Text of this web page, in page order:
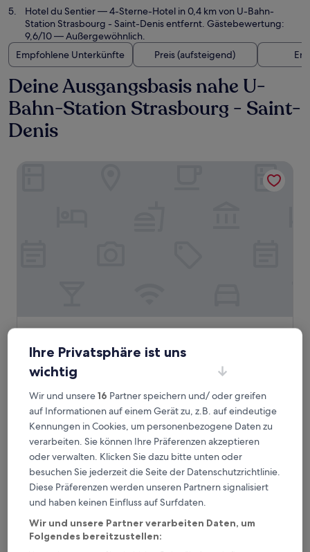
Hotel du Sentier— 4-Sterne-Hotel in 0,4 km von U-Bahn-
Station Strasbourg - Saint-Denis entfernt. Gästebewertung:
9,6/10 — Außergewöhnlich.
Empfohlene Unterkünfte
Preis (aufsteigend)
Deine Ausgangsbasis nahe U-
Bahn-Station Strasbourg - Saint-
Denis
Hôtel Le 123 Sébastopol - Astotel
Hôtel Le 123 Sébastopol - Astotel
4.0-
Sterne-
Unterkunft
0,2 km von U-Bahn-Station Strasbourg - Saint-Denis
entfernt
9.6
von
10,
Außergewöhnlich,
(1.005
Bewertungen)
9,6/10 Außergewöhnlich (1.005 Bewertungen)
Der
Preis
beträgt
167 €
inkl. Steuern & Gebühren
9. Aug.–10. Aug.
Hotel de Roubaix
Ihre Privatsphäre ist uns
wichtig
Wir und unsere16 Partner speichern und/ oder greifen
auf Informationen auf einem Gerät zu, z.B. auf eindeutige
Kennungen in Cookies, um personenbezogene Daten zu
verarbeiten. Sie können Ihre Präferenzen akzeptieren
oder verwalten. Klicken Sie dazu bitte unten oder
besuchen Sie jederzeit die Seite der Datenschutzrichtlinie.
Diese Präferenzen werden unseren Partnern signalisiert
und haben keinen Einfluss auf Surfdaten.
Wir und unsere Partner verarbeiten Daten, um
Folgendes bereitzustellen: